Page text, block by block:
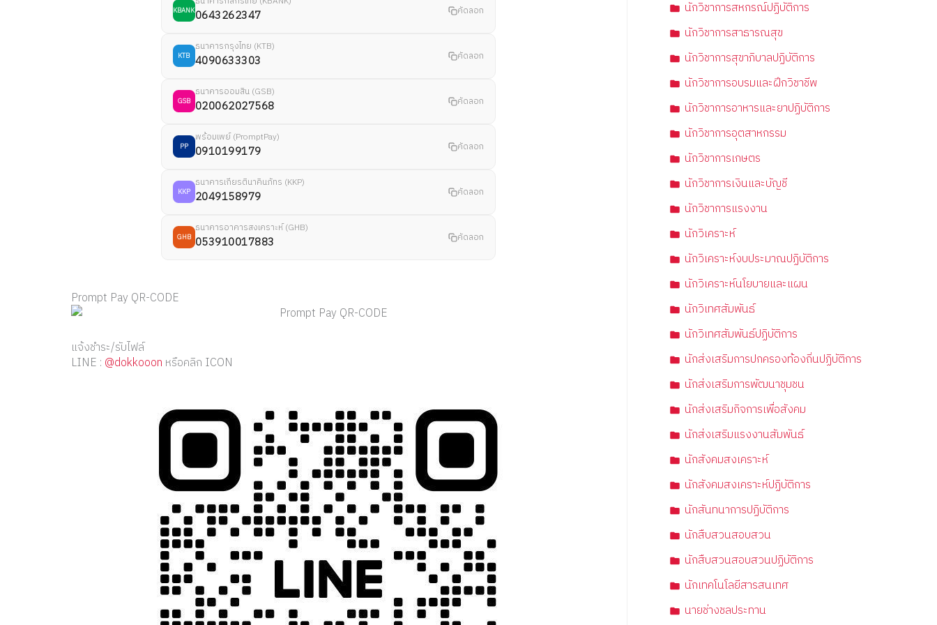
KBANK0643262347 คัดลอก
KTB
ธนาคารกรุงไทย (KTB)
4090633303 คัดลอก
GSB
ธนาคารออมสิน (GSB)
020062027568 คัดลอก
PP
พร้อมเพย์ (PromptPay)
0910199179 คัดลอก
KKP
ธนาคารเกียรตินาคินภัทร (KKP)
2049158979 คัดลอก
GHB
ธนาคารอาคารสงเคราะห์ (GHB)
053910017883 คัดลอก
Prompt Pay QR-CODE
แจ้งชำระ/รับไฟล์
LINE : @dokkooon หรือคลิก ICON
นักวิชาการสหกรณ์ปฏิบัติการ
นักวิชาการสาธารณสุข
นักวิชาการสุขาภิบาลปฏิบัติการ
นักวิชาการอบรมและฝึกวิชาชีพ
นักวิชาการอาหารและยาปฏิบัติการ
นักวิชาการอุตสาหกรรม
นักวิชาการเกษตร
นักวิชาการเงินและบัญชี
นักวิชาการแรงงาน
นักวิเคราะห์
นักวิเคราะห์งบประมาณปฏิบัติการ
นักวิเคราะห์นโยบายและแผน
นักวิเทศสัมพันธ์
นักวิเทศสัมพันธ์ปฏิบัติการ
นักส่งเสริมการปกครองท้องถิ่นปฏิบัติการ
นักส่งเสริมการพัฒนาชุมชน
นักส่งเสริมกิจการเพื่อสังคม
นักส่งเสริมแรงงานสัมพันธ์
นักสังคมสงเคราะห์
นักสังคมสงเคราะห์ปฏิบัติการ
นักสันทนาการปฏิบัติการ
นักสืบสวนสอบสวน
นักสืบสวนสอบสวนปฏิบัติการ
นักเทคโนโลยีสารสนเทศ
นายช่างชลประทาน